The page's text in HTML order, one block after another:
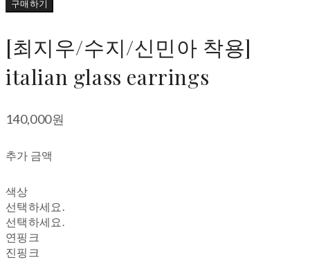
구매하기
[최지우/수지/신민아 착용]
italian glass earrings
140,000원
추가 금액
색상
선택하세요.
선택하세요.
연핑크
진핑크